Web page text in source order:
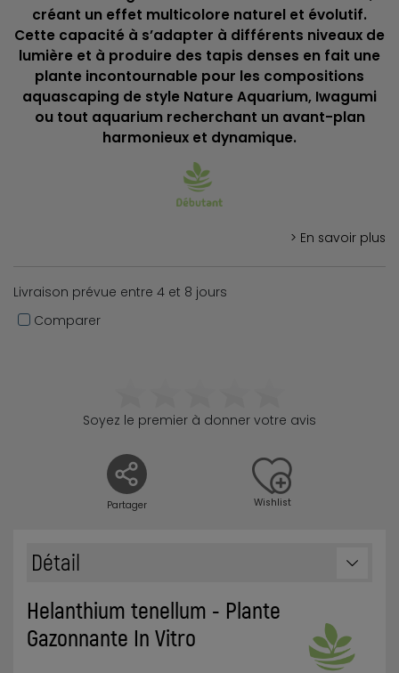
créant un effet multicolore naturel et évolutif.
Cette capacité à s’adapter à différents niveaux de
lumière et à produire des tapis denses en fait une
plante incontournable pour les compositions
aquascaping de style Nature Aquarium, Iwagumi
ou tout aquarium recherchant un avant-plan
harmonieux et dynamique.
> En savoir plus
Livraison prévue entre 4 et 8 jours
Comparer
Partager
Soyez le premier à donner votre avis
Wishlist
Détail
Helanthium tenellum - Plante
Gazonnante In Vitro